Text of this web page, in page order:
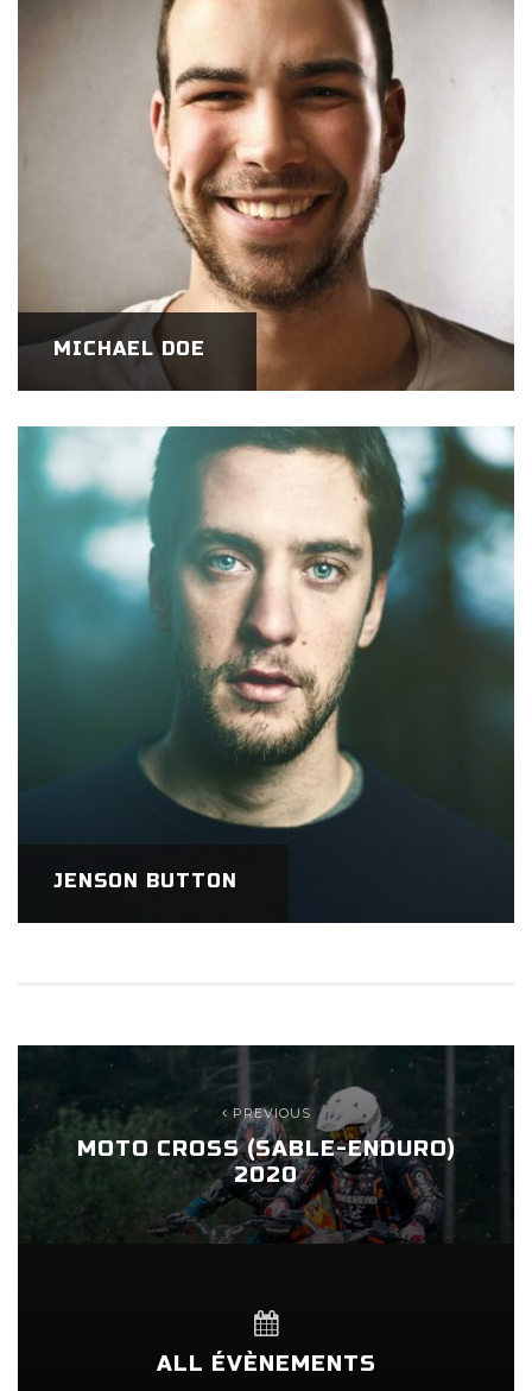
MICHAEL DOE
JENSON BUTTON
PREVIOUS
MOTO CROSS (SABLE-ENDURO)
2020
ALL ÉVÈNEMENTS